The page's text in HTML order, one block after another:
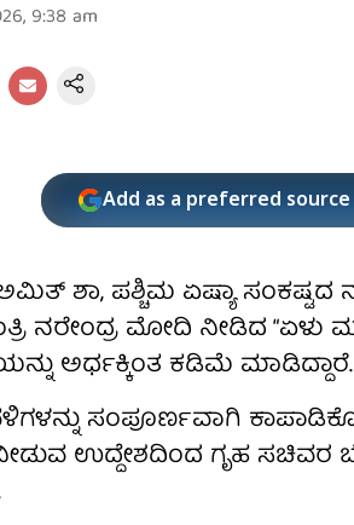
9:38 am
Add as a preferred source
ಶಾ, ಪಶ್ಚಿಮ ಏಷ್ಯಾ
ನರೇಂದ್ರ ಮೋದಿ ನೀಡಿದ “ಏಳು
ಅರ್ಧಕ್ಕಿಂತ ಕಡಿಮೆ ಮಾಡಿದ್ದಾರೆ.
ಸಂಪೂರ್ಣವಾಗಿ
ಉದ್ದೇಶದಿಂದ ಗೃಹ ಸಚಿವರ